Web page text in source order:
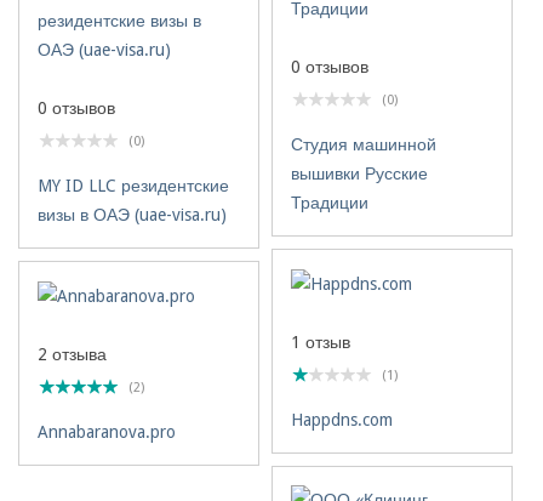
0 отзывов
(0)
Студия машинной
вышивки Русские
Традиции
0 отзывов
(0)
MY ID LLC резидентские
визы в ОАЭ (uae-visa.ru)
1 отзыв
(1)
Happdns.com
2 отзыва
(2)
Annabaranova.pro